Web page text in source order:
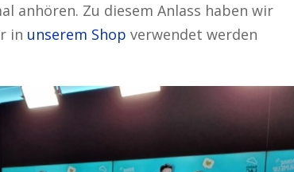
anhören. Zu diesem Anlass haben wir
in unserem Shop verwendet werden